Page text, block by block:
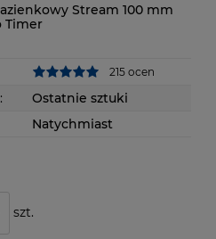
Stream 100 mm
Timer
215 ocen
Ostatnie sztuki
Natychmiast
szt.